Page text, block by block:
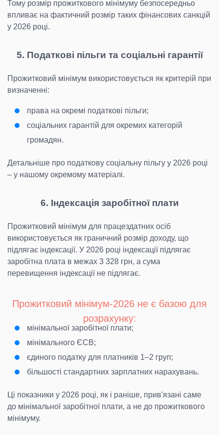
Тому розмір прожиткового мінімуму безпосередньо
впливає на фактичний розмір таких фінансових санкцій
у 2026 році.
5. Податкові пільги та соціальні гарантії
Прожитковий мінімум використовується як критерій при
визначенні:
права на окремі податкові пільги;
соціальних гарантій для окремих категорій
громадян.
Детальніше про податкову соціальну пільгу у 2026 році
– у нашому окремому матеріалі.
6. Індексація заробітної плати
Прожитковий мінімум для працездатних осіб
використовується як граничний розмір доходу, що
підлягає індексації. У 2026 році індексації підлягає
заробітна плата в межах 3 328 грн, а сума
перевищення індексації не підлягає.
Прожитковий мінімум-2026 не є базою для
розрахунку:
мінімальної заробітної плати;
мінімального ЄСВ;
єдиного податку для платників 1–2 груп;
більшості стандартних зарплатних нарахувань.
Ці показники у 2026 році, як і раніше, прив'язані саме
до мінімальної заробітної плати, а не до прожиткового
мінімуму.